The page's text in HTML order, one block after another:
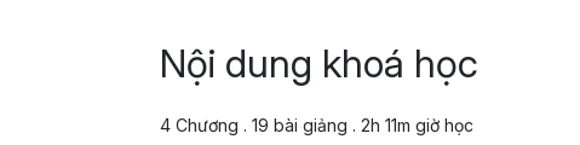
Nội dung khoá học
4 Chương . 19 bài giảng . 2h 11m giờ học